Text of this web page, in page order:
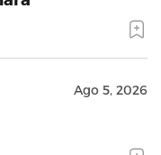
Ago 5, 2026